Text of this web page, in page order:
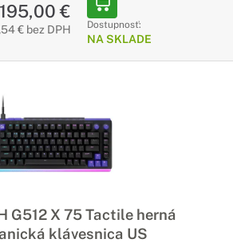
195,00 €
€ bez DPH Dostupnosť:
NA SKLADE
G512 X 75 Tactile herná
klávesnica US